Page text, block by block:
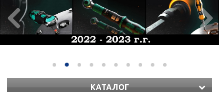
 
КАТАЛОГ